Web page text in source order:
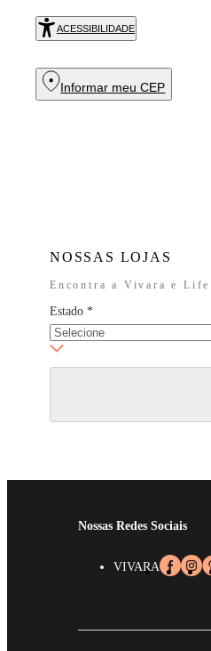
ACESSIBILIDADE
Informar meu CEP
NOSSAS LOJAS
Encontra a Vivara e
Estado *
Nossas Redes Sociais
VIVARA